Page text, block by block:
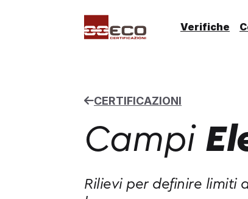
Verifiche
CERTIFICAZIONI
Campi
Rilievi per definire limiti